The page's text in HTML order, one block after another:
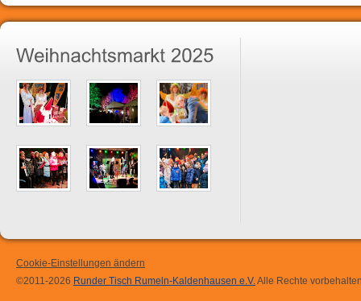
Cookie-Einstellungen ändern
©2011-2026 Runder Tisch Rumeln-Kaldenhausen e.V. Alle Rechte